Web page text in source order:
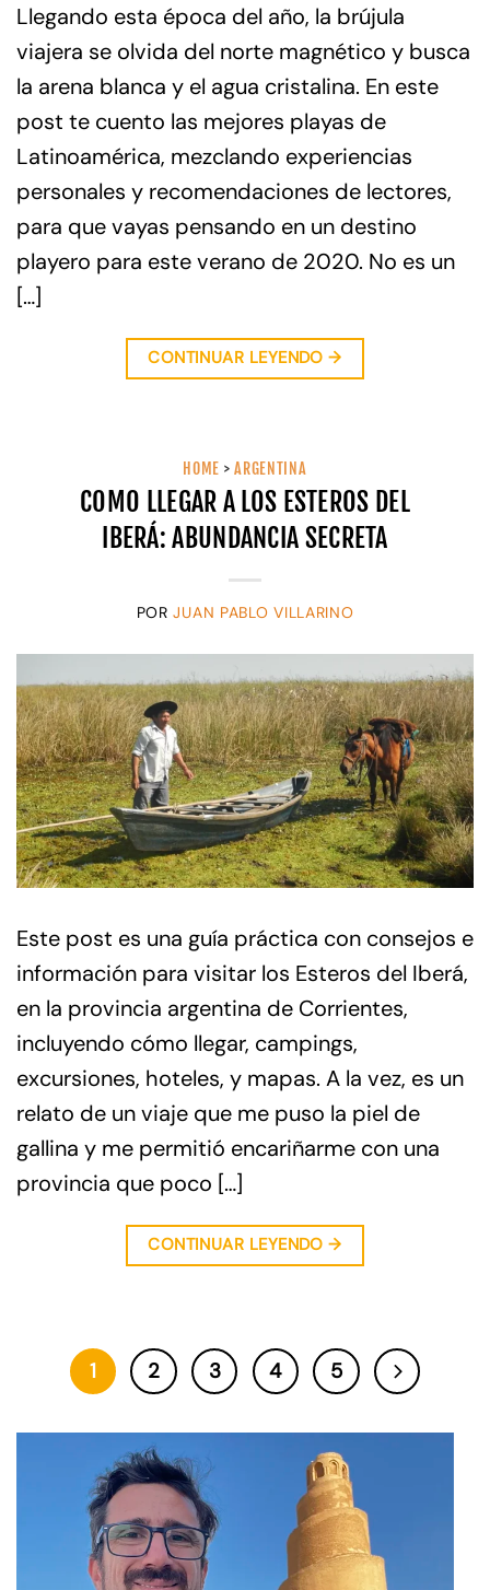
Llegando esta época del año, la brújula
viajera se olvida del norte magnético y busca
la arena blanca y el agua cristalina. En este
post te cuento las mejores playas de
Latinoamérica, mezclando experiencias
personales y recomendaciones de lectores,
para que vayas pensando en un destino
playero para este verano de 2020. No es un
[…]
CONTINUAR LEYENDO→
HOME >ARGENTINA
COMO LLEGAR A LOS ESTEROS DEL
IBERÁ: ABUNDANCIA SECRETA
PORJUAN PABLO VILLARINO
Este post es una guía práctica con consejos e
información para visitar los Esteros del Iberá,
en la provincia argentina de Corrientes,
incluyendo cómo llegar, campings,
excursiones, hoteles, y mapas. A la vez, es un
relato de un viaje que me puso la piel de
gallina y me permitió encariñarme con una
provincia que poco […]
CONTINUAR LEYENDO→
1 2 3 4 5